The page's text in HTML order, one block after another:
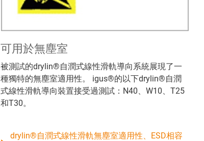
可用於無塵室
被測試的drylin®自潤式線性滑軌導向系統展現了一
種獨特的無塵室適用性。 igus®的以下drylin®自潤
式線性滑軌導向裝置接受過測試：N40、W10、T25
和T30。
drylin®自潤式線性滑軌無塵室適用性、ESD相容